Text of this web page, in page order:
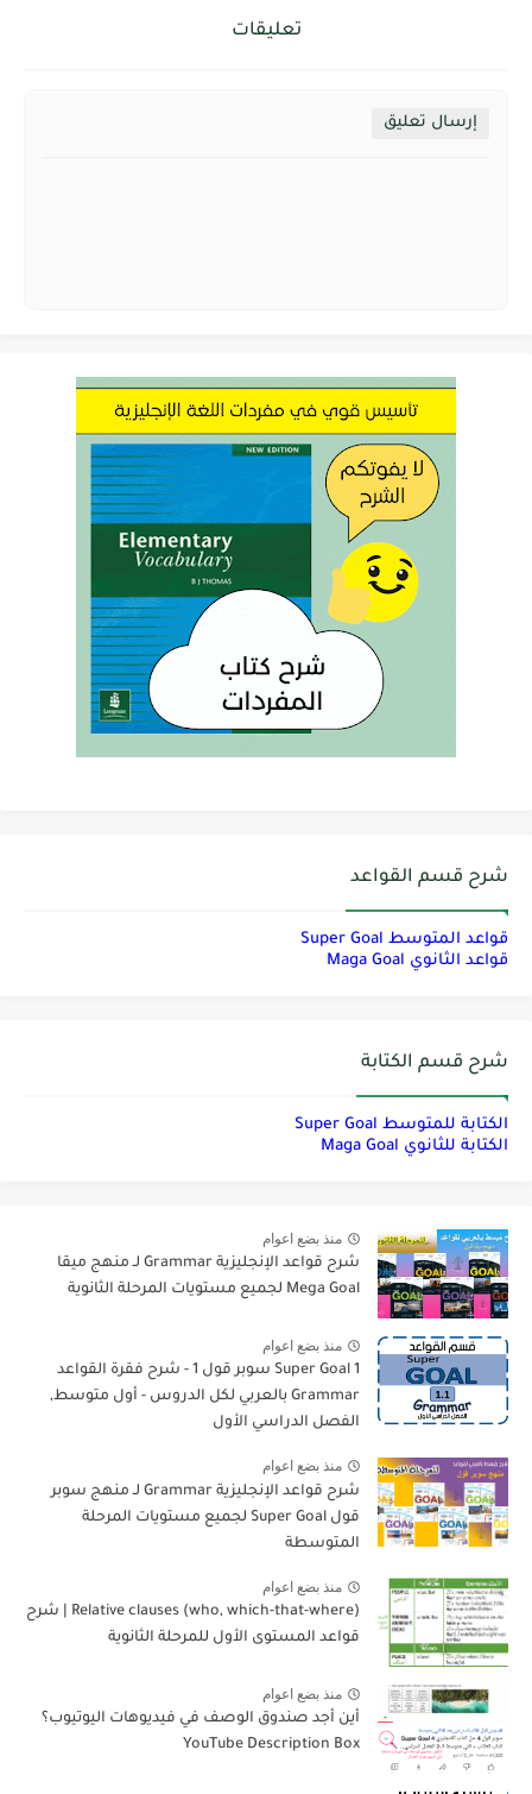
تعليقات
إرسال تعليق
شرح قسم القواعد
قواعد المتوسط Super Goal
قواعد الثانوي Maga Goal
شرح قسم الكتابة
الكتابة للمتوسط Super Goal
الكتابة للثانوي Maga Goal
منذ بضع اعوام
شرح قواعد الإنجليزية Grammar لـ منهج ميقا
Mega Goal لجميع مستويات المرحلة الثانوية
منذ بضع اعوام
Super Goal 1 سوبر قول 1 - شرح فقرة القواعد
Grammar بالعربي لكل الدروس - أول متوسط,
الفصل الدراسي الأول
منذ بضع اعوام
شرح قواعد الإنجليزية Grammar لـ منهج سوبر
قول Super Goal لجميع مستويات المرحلة
المتوسطة
منذ بضع اعوام
Relative clauses (who, which-that-where) | شرح
قواعد المستوى الأول للمرحلة الثانوية
منذ بضع اعوام
أين أجد صندوق الوصف في فيديوهات اليوتيوب؟
YouTube Description Box